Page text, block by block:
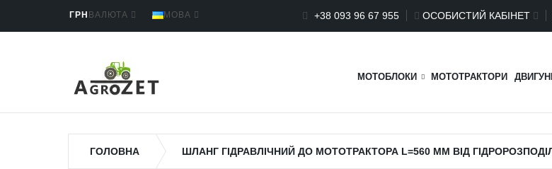
ГРН ВАЛЮТА МОВА +38 093 96 67 955 ОСОБИСТИЙ КАБІНЕТ
МОТОБЛОКИ МОТОТРАКТОРИ
ГОЛОВНА ШЛАНГ ГІДРАВЛІЧНИЙ ДО МОТОТРАКТОРА L=560 MM ВІД